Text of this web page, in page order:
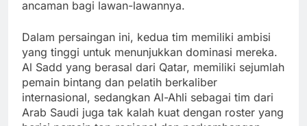
ancaman bagi lawan-lawannya.
Dalam persaingan ini, kedua tim memiliki ambisi
yang tinggi untuk menunjukkan dominasi mereka.
Al Sadd yang berasal dari Qatar, memiliki sejumlah
pemain bintang dan pelatih berkaliber
internasional, sedangkan Al-Ahli sebagai tim dari
Arab Saudi juga tak kalah kuat dengan roster yang